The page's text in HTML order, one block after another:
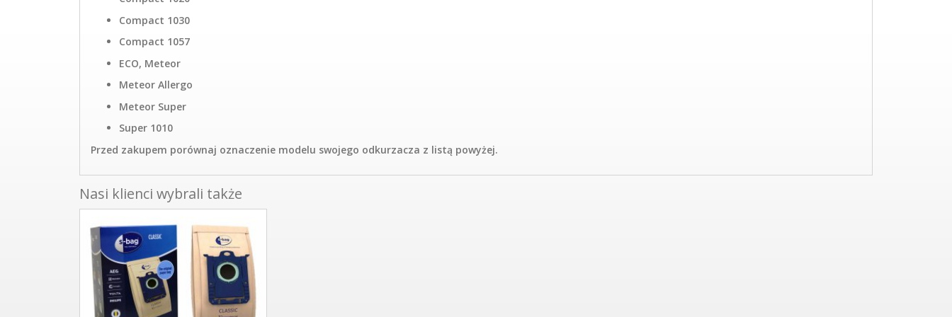
Compact 1030
Compact 1057
ECO, Meteor
Meteor Allergo
Meteor Super
Super 1010
Przed zakupem porównaj oznaczenie modelu swojego odkurzacza z listą powyżej.
Nasi klienci wybrali także